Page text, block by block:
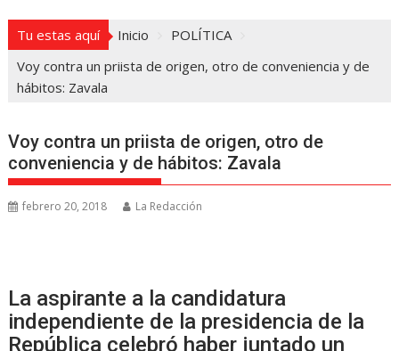
Tu estas aquí Inicio
POLÍTICA
Voy contra un priista de origen, otro de conveniencia y de
hábitos: Zavala
Voy contra un priista de origen, otro de
conveniencia y de hábitos: Zavala
febrero 20, 2018 La Redacción
La aspirante a la candidatura
independiente de la presidencia de la
República celebró haber juntado un